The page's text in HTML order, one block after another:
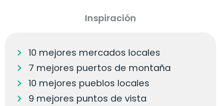
Inspiración
10 mejores mercados locales
7 mejores puertos de montaña
10 mejores pueblos locales
9 mejores puntos de vista